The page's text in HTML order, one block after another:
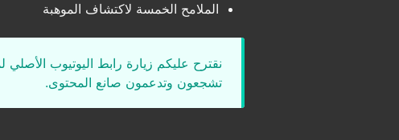
الملامح الخمسة لاكتشاف الموهبة
نقترح عليكم زيارة رابط اليوتيوب الأصلي
تشجعون وتدعمون صانع المحتوى.